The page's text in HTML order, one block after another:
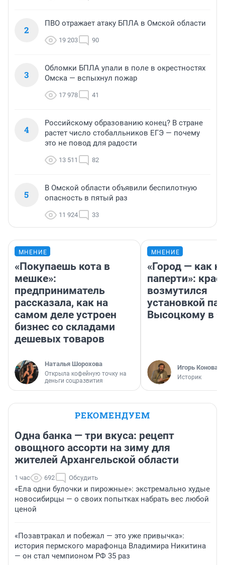
2
ПВО отражает атаку БПЛА в Омской области
19 203 90
3
Обломки БПЛА упали в поле в окрестностях
Омска — вспыхнул пожар
17 978 41
4
Российскому образованию конец? В стране
растет число стобалльников ЕГЭ — почему
это не повод для радости
13 511 82
5
В Омской области объявили беспилотную
опасность в пятый раз
11 924 33
МНЕНИЕ
«Покупаешь кота в
мешке»:
предприниматель
рассказала, как на
самом деле устроен
бизнес со складами
дешевых товаров
Наталья Шорохова
Открыла кофейную точку на
деньги соцразвития
МНЕНИЕ
«Город — как
паперти»:
возмутился
установкой
Высоцкому в
Игорь
Историк
РЕКОМЕНДУЕМ
Одна банка — три вкуса: рецепт
овощного ассорти на зиму для
жителей Архангельской области
1 час 692 Обсудить
«Ела одни булочки и пирожные»: экстремально худые
новосибирцы — о своих попытках набрать вес любой
ценой
«Позавтракал и побежал — это уже привычка»:
история пермского марафонца Владимира Никитина
— он стал чемпионом РФ 35 раз